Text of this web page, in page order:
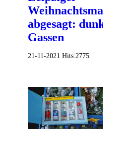
Weihnachtsmarkt
abgesagt: dunkle
Gassen
21-11-2021 Hits:2775